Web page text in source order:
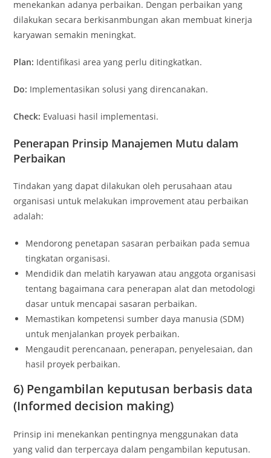
menekankan adanya perbaikan. Dengan perbaikan yang
dilakukan secara berkisanmbungan akan membuat kinerja
karyawan semakin meningkat.
Plan: Identifikasi area yang perlu ditingkatkan.
Do: Implementasikan solusi yang direncanakan.
Check: Evaluasi hasil implementasi.
Penerapan Prinsip Manajemen Mutu dalam
Perbaikan
Tindakan yang dapat dilakukan oleh perusahaan atau
organisasi untuk melakukan improvement atau perbaikan
adalah:
Mendorong penetapan sasaran perbaikan pada semua
tingkatan organisasi.
Mendidik dan melatih karyawan atau anggota organisasi
tentang bagaimana cara penerapan alat dan metodologi
dasar untuk mencapai sasaran perbaikan.
Memastikan kompetensi sumber daya manusia (SDM)
untuk menjalankan proyek perbaikan.
Mengaudit perencanaan, penerapan, penyelesaian, dan
hasil proyek perbaikan.
6) Pengambilan keputusan berbasis data
(Informed decision making)
Prinsip ini menekankan pentingnya menggunakan data
yang valid dan terpercaya dalam pengambilan keputusan.